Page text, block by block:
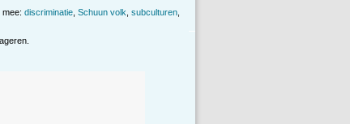
mee: discriminatie Schuun volk subculturen